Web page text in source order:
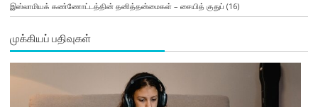
இஸ்லாமியக் கண்ணோட்டத்தின் தனித்தன்மைகள் – சையித் குதுப் (16)
முக்கியப் பதிவுகள்